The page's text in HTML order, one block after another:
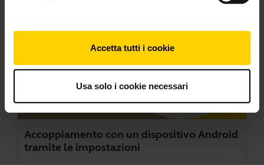
Accetta tutti i cookie
Usa solo i cookie necessari
Accoppiamento con un dispositivo Android
tramite le impostazioni